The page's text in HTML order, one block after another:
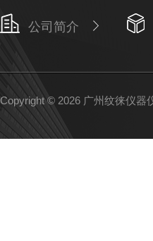
公司简介
Copyright © 2026 广州纹徕仪器